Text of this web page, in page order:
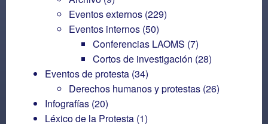
Eventos externos (229)
Eventos internos (50)
Conferencias LAOMS (7)
Cortos de investigación (28)
Eventos de protesta (34)
Derechos humanos y protestas (26)
Infografías (20)
Léxico de la Protesta (1)